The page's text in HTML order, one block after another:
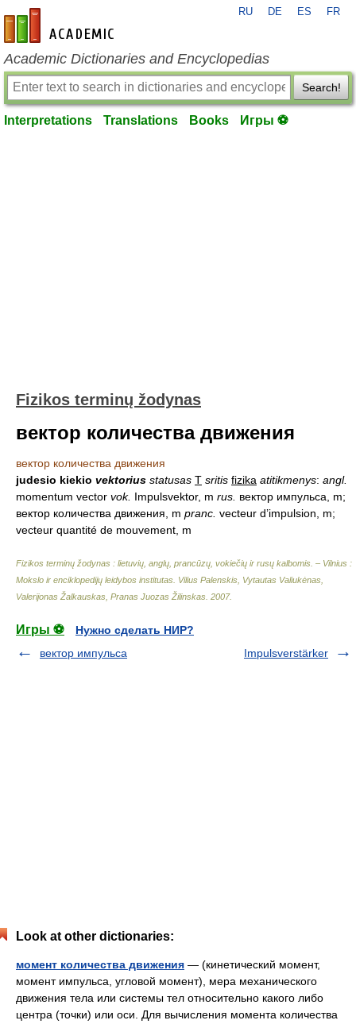
en-academic.com
RU DE ES FR
Academic Dictionaries and Encyclopedias
Search!
Interpretations Translations Books Игры ⚽
Fizikos terminų žodynas
вектор количества движения
вектор количества движения
judesio kiekio vektorius statusas T sritis fizika atitikmenys: angl.
momentum vector vok. Impulsvektor, m rus. вектор импульса, m;
вектор количества движения, m pranc. vecteur d’impulsion, m;
vecteur quantité de mouvement, m
Fizikos terminų žodynas : lietuvių, anglų, prancūzų, vokiečių ir rusų kalbomis. – Vilnius :
Mokslo ir enciklopedijų leidybos institutas Vilius Palenskis, Vytautas Valiukėnas,
Valerijonas Žalkauskas, Pranas Juozas Žilinskas 2007.
Игры ⚽
Нужно сделать НИР?
вектор импульса
Impulsverstärker
Look at other dictionaries:
момент количества движения — (кинетический момент,
момент импульса, угловой момент), мера механического
движения тела или системы тел относительно какого либо
центра (точки) или оси. Для вычисления момента количества